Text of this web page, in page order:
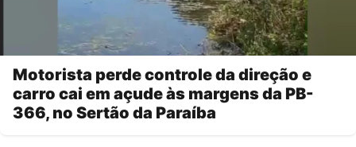
Motorista perde controle da direção e
carro cai em açude às margens da PB-
366, no Sertão da Paraíba